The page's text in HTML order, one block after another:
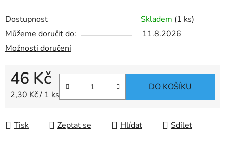
Dostupnost Skladem (1 ks)
Můžeme doručit do:
11.8.2026
Možnosti doručení
46 Kč
Měrná cena:
2,30 Kč / 1 ks
DO KOŠÍKU
Tisk Zeptat se Hlídat Sdílet